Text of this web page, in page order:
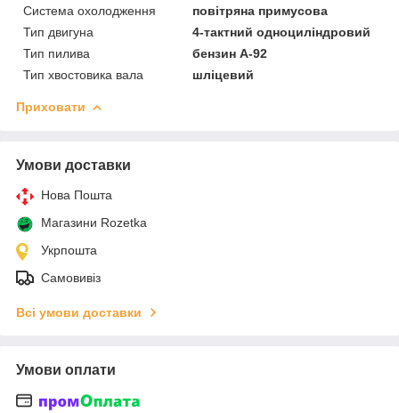
Система охолодження
повітряна примусова
Тип двигуна
4-тактний одноциліндровий
Тип пилива
бензин А-92
Тип хвостовика вала
шліцевий
Приховати
Умови доставки
Нова Пошта
Магазини Rozetka
Укрпошта
Самовивіз
Всі умови доставки
Умови оплати